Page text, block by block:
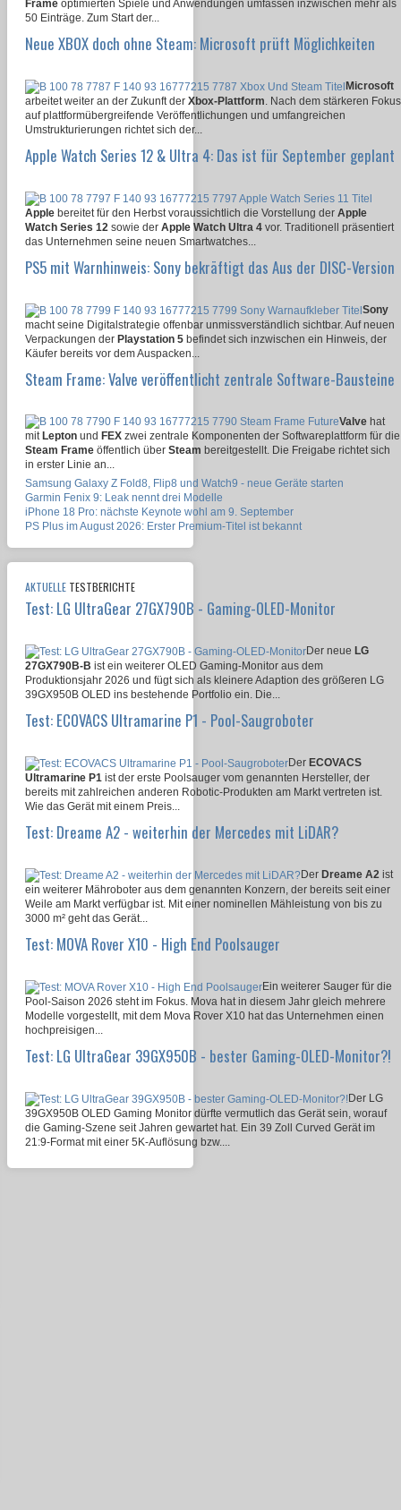
Frame optimierten Spiele und Anwendungen umfassen inzwischen mehr als
50 Einträge. Zum Start der...
Neue XBOX doch ohne Steam: Microsoft prüft Möglichkeiten
Microsoft
arbeitet weiter an der Zukunft der Xbox-Plattform. Nach dem stärkeren Fokus
auf plattformübergreifende Veröffentlichungen und umfangreichen
Umstrukturierungen richtet sich der...
Apple Watch Series 12 & Ultra 4: Das ist für September geplant
Apple bereitet für den Herbst voraussichtlich die Vorstellung der Apple
Watch Series 12 sowie der Apple Watch Ultra 4 vor. Traditionell präsentiert
das Unternehmen seine neuen Smartwatches...
PS5 mit Warnhinweis: Sony bekräftigt das Aus der DISC-Version
Sony
macht seine Digitalstrategie offenbar unmissverständlich sichtbar. Auf neuen
Verpackungen der Playstation 5 befindet sich inzwischen ein Hinweis, der
Käufer bereits vor dem Auspacken...
Steam Frame: Valve veröffentlicht zentrale Software-Bausteine
Valve hat
mit Lepton und FEX zwei zentrale Komponenten der Softwareplattform für die
Steam Frame öffentlich über Steam bereitgestellt. Die Freigabe richtet sich
in erster Linie an...
Samsung Galaxy Z Fold8, Flip8 und Watch9 - neue Geräte starten
Garmin Fenix 9: Leak nennt drei Modelle
iPhone 18 Pro: nächste Keynote wohl am 9. September
PS Plus im August 2026: Erster Premium-Titel ist bekannt
AKTUELLE TESTBERICHTE
Test: LG UltraGear 27GX790B - Gaming-OLED-Monitor
Der neue LG
27GX790B-B ist ein weiterer OLED Gaming-Monitor aus dem
Produktionsjahr 2026 und fügt sich als kleinere Adaption des größeren LG
39GX950B OLED ins bestehende Portfolio ein. Die...
Test: ECOVACS Ultramarine P1 - Pool-Saugroboter
Der ECOVACS
Ultramarine P1 ist der erste Poolsauger vom genannten Hersteller, der
bereits mit zahlreichen anderen Robotic-Produkten am Markt vertreten ist.
Wie das Gerät mit einem Preis...
Test: Dreame A2 - weiterhin der Mercedes mit LiDAR?
Der Dreame A2 ist
ein weiterer Mähroboter aus dem genannten Konzern, der bereits seit einer
Weile am Markt verfügbar ist. Mit einer nominellen Mähleistung von bis zu
3000 m² geht das Gerät...
Test: MOVA Rover X10 - High End Poolsauger
Ein weiterer Sauger für die
Pool-Saison 2026 steht im Fokus. Mova hat in diesem Jahr gleich mehrere
Modelle vorgestellt, mit dem Mova Rover X10 hat das Unternehmen einen
hochpreisigen...
Test: LG UltraGear 39GX950B - bester Gaming-OLED-Monitor?!
Der LG
39GX950B OLED Gaming Monitor dürfte vermutlich das Gerät sein, worauf
die Gaming-Szene seit Jahren gewartet hat. Ein 39 Zoll Curved Gerät im
21:9-Format mit einer 5K-Auflösung bzw....